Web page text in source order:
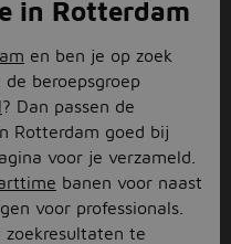
in Rotterdam
en ben je op zoek
beroepsgroep
? Dan passen de
Rotterdam goed bij
voor je verzameld.
banen voor naast
voor professionals.
te